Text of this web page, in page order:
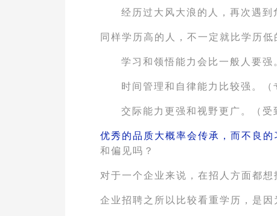
经历过大风大浪的人，再次遇到
同样学历高的人，不一定就比学历低
学习和领悟能力会比一般人要强
时间管理和自律能力比较强。（
交际能力更强和视野更广。（受
优秀的品质大概率会传承，而不良的
和偏见吗？
对于一个企业来说，在招人方面都
企业招聘之所以比较看重学历，是